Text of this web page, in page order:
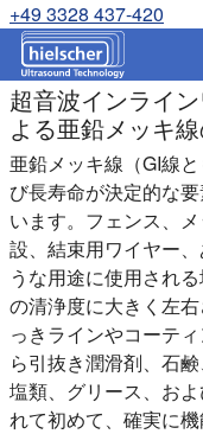
+49 3328 437-420
超音波インライ
よる亜鉛メッキ
亜鉛メッキ線（GI線
び長寿命が決定的な
います。フェンス、
設、結束用ワイヤー
うな用途に使用され
の清浄度に大きく左
っきラインやコーテ
ら引抜き潤滑剤、石
塩類、グリース、お
れて初めて、確実に機